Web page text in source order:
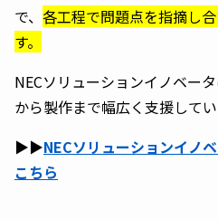
で、 各工程で問題点を指摘し
す。
NECソリューションイノベー
から製作まで幅広く支援してい
▶︎▶︎NECソリューションイノ
こちら